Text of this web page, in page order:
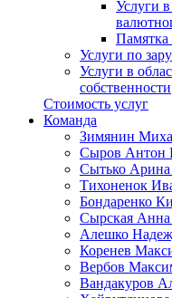
Услуги
Памятка
Услуги по
Услуги в
собственности
Стоимость услуг
Команда
Зимянин
Сыров Антон
Сытько
Тихоненок
Бондаренко
Сырская
Алешко
Коренев
Вербов
Вандакуров